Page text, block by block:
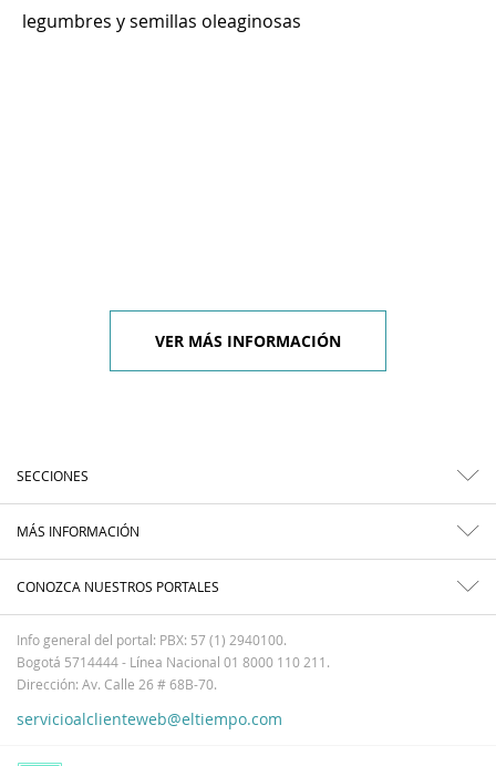
legumbres y semillas oleaginosas
VER MÁS INFORMACIÓN
SECCIONES
MÁS INFORMACIÓN
CONOZCA NUESTROS PORTALES
Info general del portal: PBX: 57 (1) 2940100.
Bogotá 5714444 - Línea Nacional 01 8000 110 211.
Dirección: Av. Calle 26 # 68B-70.
servicioalclienteweb@eltiempo.com